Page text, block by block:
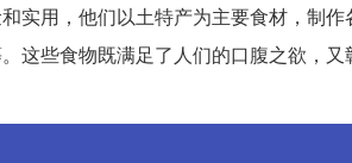
实用，他们以土特产为主要食材，制作
这些食物既满足了人们的口腹之欲，又